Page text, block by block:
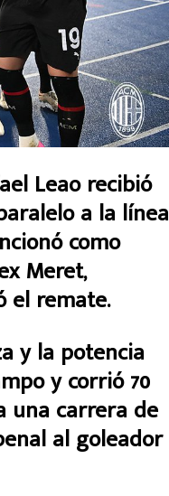
Leao recibió
a la línea
como
Meret,
el remate.
y la potencia
y corrió 70
una carrera de
al goleador